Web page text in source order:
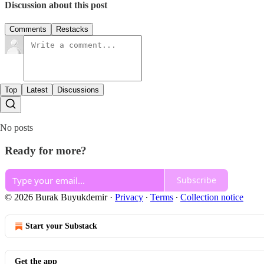
Discussion about this post
Comments Restacks
Top Latest Discussions
No posts
Ready for more?
Subscribe
© 2026 Burak Buyukdemir· Privacy ∙ Terms ∙ Collection notice
Start your Substack
Get the app